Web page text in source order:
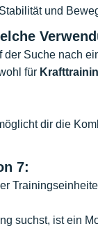
und
der Suche nach
für
dir die
7:
suchst, ist ein